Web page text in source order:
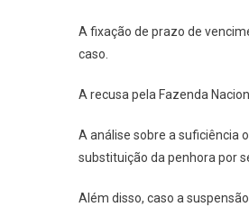
A fixação de prazo de
caso.
A recusa pela Fazenda
A análise sobre a suficiência
substituição da penhora por
Além disso, caso a